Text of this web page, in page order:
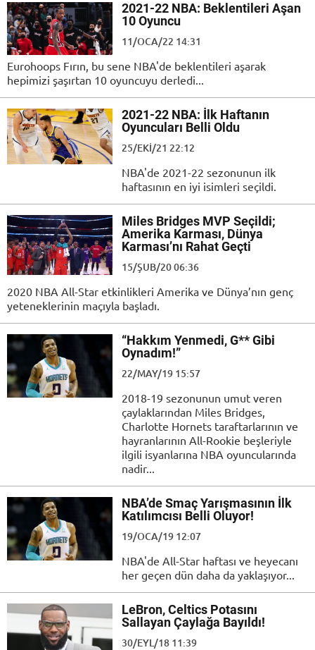
2021-22 NBA: Beklentileri Aşan
10 Oyuncu
11/OCA/22 14:31
Eurohoops Fırın, bu sene NBA'de beklentileri aşarak
hepimizi şaşırtan 10 oyuncuyu derledi...
2021-22 NBA: İlk Haftanın
Oyuncuları Belli Oldu
25/EKI/21 22:12
NBA'de 2021-22 sezonunun ilk
haftasının en iyi isimleri seçildi.
Miles Bridges MVP Seçildi;
Amerika Karması, Dünya
Karması’nı Rahat Geçti
15/ŞUB/20 06:36
2020 NBA All-Star etkinlikleri Amerika ve Dünya’nın genç
yeteneklerinin maçıyla başladı.
“Hakkım Yenmedi, G** Gibi
Oynadım!”
22/MAY/19 15:57
2018-19 sezonunun umut veren
çaylaklarından Miles Bridges,
Charlotte Hornets taraftarlarının ve
hayranlarının All-Rookie beşleriyle
ilgili isyanlarına NBA oyuncularında
nadir...
NBA’de Smaç Yarışmasının İlk
Katılımcısı Belli Oluyor!
19/OCA/19 12:07
NBA'de All-Star haftası ve heyecanı
her geçen dün daha da yaklaşıyor...
LeBron, Celtics Potasını
Sallayan Çaylağa Bayıldı!
30/EYL/18 11:39